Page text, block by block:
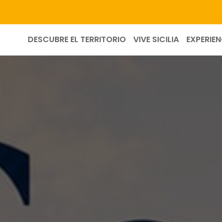
DESCUBRE EL TERRITORIO VIVE SICILIA